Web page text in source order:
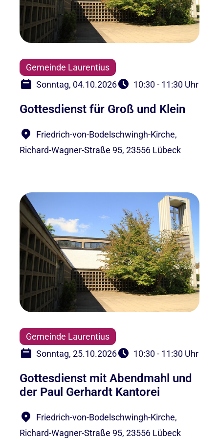
Gemeinde Laurentius
Sonntag, 04.10.2026
10:30 - 11:30 Uhr
Gottesdienst für Groß und Klein
Friedrich-von-Bodelschwingh-Kirche,
Richard-Wagner-Straße 95, 23556 Lübeck
Gemeinde Laurentius
Sonntag, 25.10.2026
10:30 - 11:30 Uhr
Gottesdienst mit Abendmahl und
der Paul Gerhardt Kantorei
Friedrich-von-Bodelschwingh-Kirche,
Richard-Wagner-Straße 95, 23556 Lübeck